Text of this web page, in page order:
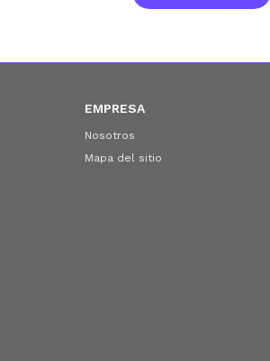
EMPRESA
Nosotros
Mapa del sitio